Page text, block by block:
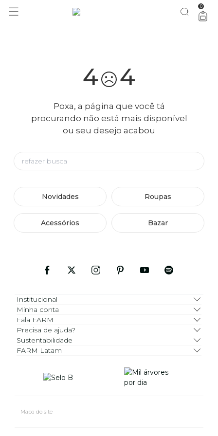
você merece 30% OFF pra comemorar com a gente aproveita! 0
4 4
Poxa, a página que você tá
procurando não está mais disponível
ou seu desejo acabou
Novidades Roupas
Acessórios Bazar
Institucional
Minha conta
Fala FARM
Precisa de ajuda?
Sustentabilidade
FARM Latam
Mapa do site